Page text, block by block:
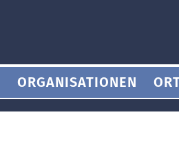
ORGANISATIONEN